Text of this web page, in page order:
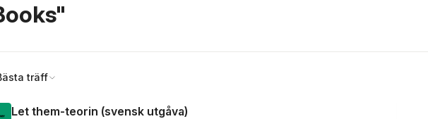
träff
Let them-teorin (svensk utgåva)